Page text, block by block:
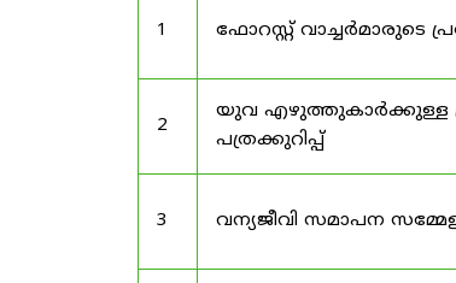
1 ഫോറസ്റ്റ് വാച്ചർമാരുടെ
2
യുവ എഴുത്തുകാർക്കുള്ള
പത്രക്കുറിപ്പ്
3 വന്യജീവി സമാപന